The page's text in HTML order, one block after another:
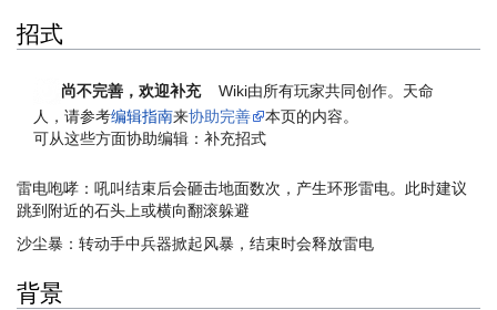
招式
尚不完善，欢迎补充Wiki由所有玩家共同创作。 天命
人 ，请参考编辑指南来协助完善
本页的内容。
可从这些方面协助编辑：补充招式
雷电咆哮：吼叫结束后会砸击地面数次，产生环形雷电。此时建议
跳到附近的石头上或横向翻滚躲避
沙尘暴：转动手中兵器掀起风暴，结束时会释放雷电
背景